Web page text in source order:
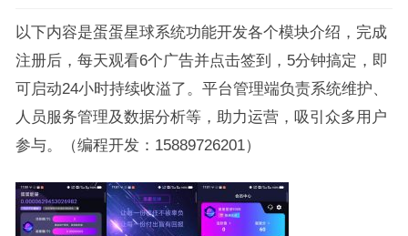
以下内容是蛋蛋星球系统功能开发各个模块介绍，完成
注册后，每天观看6个广告并点击签到，5分钟搞定，即
可启动24小时持续收溢了。平台管理端负责系统维护、
人员服务管理及数据分析等，助力运营，吸引众多用户
参与。（编程开发：15889726201）